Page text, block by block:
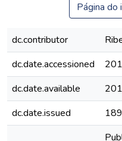
Página do
dc.contributor
dc.date.accessioned
dc.date.available
dc.date.issued